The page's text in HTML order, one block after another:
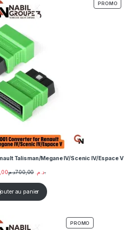
PROMO
Talisman/Megane IV/Scenic IV/Espace V
د.م. 700,00 د.م.
au panier
PROMO